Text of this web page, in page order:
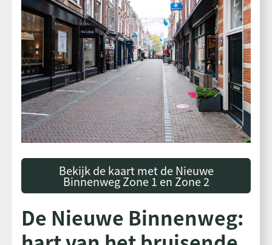
Bekijk de kaart met de Nieuwe
Binnenweg Zone 1 en Zone 2
De Nieuwe Binnenweg: